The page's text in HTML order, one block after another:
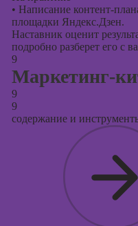
• Написание контент-
площадки Яндекс.Дзен.
Наставник оценит
подробно разберет его с
9
Маркетинг-
9
9
содержание и